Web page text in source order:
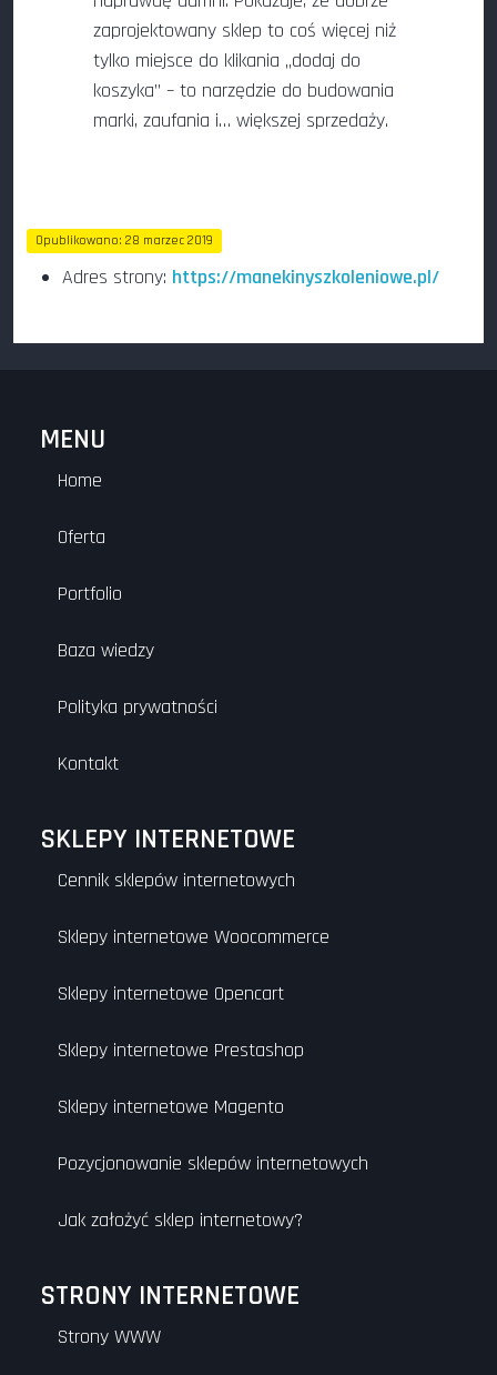
zaprojektowany sklep to coś więcej niż
tylko miejsce do klikania „dodaj do
koszyka” – to narzędzie do budowania
marki, zaufania i… większej sprzedaży.
Opublikowano: 28 marzec 2019
Adres strony: https://manekinyszkoleniowe.pl/
MENU
Home
Oferta
Portfolio
Baza wiedzy
Polityka prywatności
Kontakt
SKLEPY INTERNETOWE
Cennik sklepów internetowych
Sklepy internetowe Woocommerce
Sklepy internetowe Opencart
Sklepy internetowe Prestashop
Sklepy internetowe Magento
Pozycjonowanie sklepów internetowych
Jak założyć sklep internetowy?
STRONY INTERNETOWE
Strony WWW